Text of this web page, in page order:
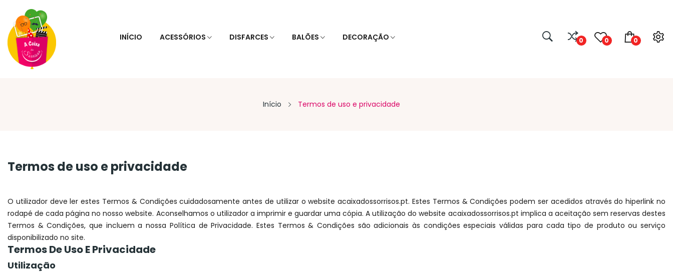
INÍCIO ACESSÓRIOS DISFARCES BALÕES DECORAÇÃO 0
0
0
Início Termos de uso e privacidade
Termos de uso e privacidade
O utilizador deve ler estes Termos & Condições cuidadosamente antes de utilizar o website acaixadossorrisos.pt. Estes Termos & Condições podem ser acedidos através do hiperlink no
rodapé de cada página no nosso website. Aconselhamos o utilizador a imprimir e guardar uma cópia. A utilização do website acaixadossorrisos.pt implica a aceitação sem reservas destes
Termos & Condições, que incluem a nossa Política de Privacidade. Estes Termos & Condições são adicionais às condições especiais válidas para cada tipo de produto ou serviço
disponibilizado no site.
Termos De Uso E Privacidade
Utilização